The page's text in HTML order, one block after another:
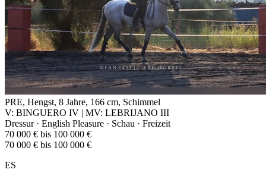
PRE, Hengst, 8 Jahre, 166 cm, Schimmel
V: BINGUERO IV | MV: LEBRIJANO III
Dressur · English Pleasure · Schau · Freizeit
70 000 € bis 100 000 €
70 000 € bis 100 000 €
ES